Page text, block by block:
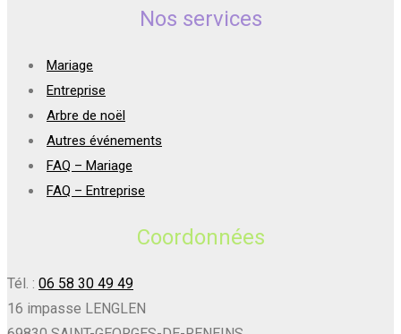
Nos services
Mariage
Entreprise
Arbre de noël
Autres événements
FAQ – Mariage
FAQ – Entreprise
Coordonnées
Tél. : 06 58 30 49 49
16 impasse LENGLEN